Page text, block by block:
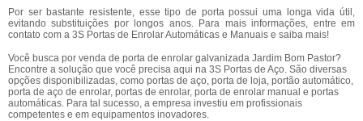
Por ser bastante resistente, esse tipo de porta possui uma longa vida útil,
evitando substituições por longos anos. Para mais informações, entre em
contato com a 3S Portas de Enrolar Automáticas e Manuais e saiba mais!
Você busca por venda de porta de enrolar galvanizada Jardim Bom Pastor?
Encontre a solução que você precisa aqui na 3S Portas de Aço. São diversas
opções disponibilizadas, como portas de aço, porta de loja, portão automático,
porta de aço de enrolar, portas de enrolar, porta de enrolar manual e portas
automáticas. Para tal sucesso, a empresa investiu em profissionais
competentes e em equipamentos inovadores.